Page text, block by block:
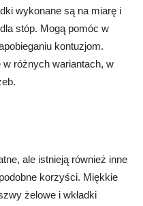
wykonane są na miarę i
stóp. Mogą pomóc w
kontuzjom.
w różnych wariantach, w
ale istnieją również inne
korzyści. Miękkie
żelowe i wkładki